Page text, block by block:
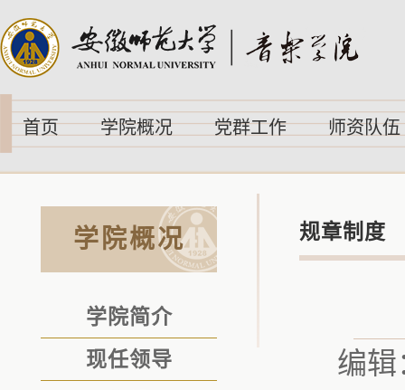
首页 学院概况 党群工作 师资队伍
学院概况
学院简介
现任领导
规章制度
编辑